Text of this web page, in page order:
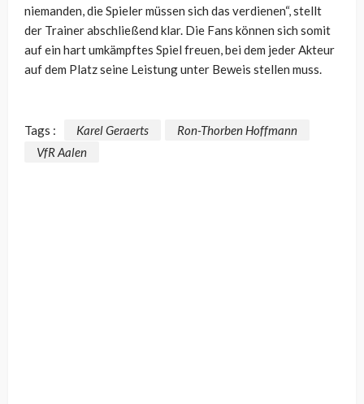
niemanden, die Spieler müssen sich das verdienen“, stellt
der Trainer abschließend klar. Die Fans können sich somit
auf ein hart umkämpftes Spiel freuen, bei dem jeder Akteur
auf dem Platz seine Leistung unter Beweis stellen muss.
Tags : Karel Geraerts
Ron-Thorben Hoffmann
VfR Aalen